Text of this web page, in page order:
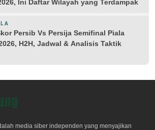
Ini Daftar Wilayah yang Terdampak
Persib Vs Persija Semifinal Piala
H2H, Jadwal & Analisis Taktik
media siber independen yang menyajikan